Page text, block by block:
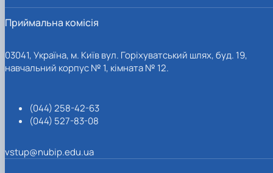
Приймальна комісія
03041, Україна, м. Київ вул. Горіхуватський шлях, буд. 19,
навчальний корпус № 1, кімната № 12.
(044) 258-42-63
(044) 527-83-08
vstup@nubip.edu.ua